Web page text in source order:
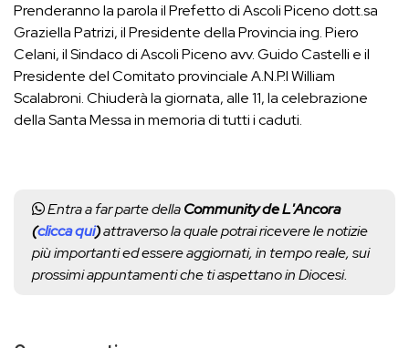
Prenderanno la parola il Prefetto di Ascoli Piceno dott.sa
Graziella Patrizi, il Presidente della Provincia ing. Piero
Celani, il Sindaco di Ascoli Piceno avv. Guido Castelli e il
Presidente del Comitato provinciale A.N.P.I William
Scalabroni. Chiuderà la giornata, alle 11, la celebrazione
della Santa Messa in memoria di tutti i caduti.
Entra a far parte dellaCommunity de L'Ancora
(clicca qui)attraverso la quale potrai ricevere le notizie
più importanti ed essere aggiornati, in tempo reale, sui
prossimi appuntamenti che ti aspettano in Diocesi.